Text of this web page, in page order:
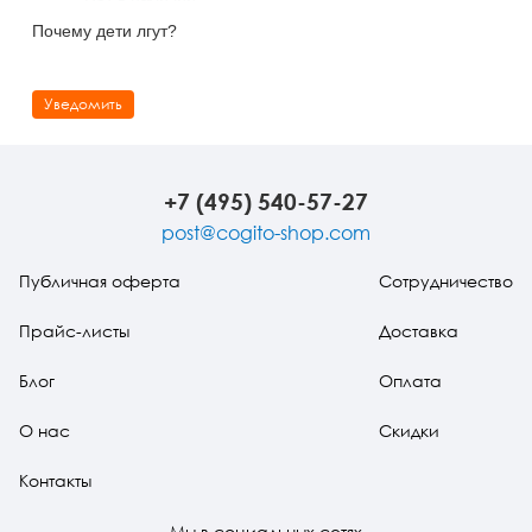
Почему дети лгут?
Уведомить
+7 (495) 540-57-27
post@cogito-shop.com
Публичная оферта
Прайс-листы
Блог
О нас
Контакты
Сотрудничество
Доставка
Оплата
Скидки